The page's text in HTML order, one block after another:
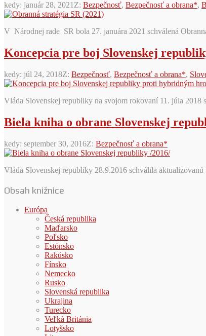
kedy: január 28, 2021Z: Bezpečnosť, Bezpečnosť a obrana*,
V Národnej rade SR bola 27. januára 2021 schválená
Koncepcia pre boj Slovenskej
kedy: júl 24, 2018Z: Bezpečnosť, Bezpečnosť a obrana*,
Vláda Slovenskej republiky na svojom rokovaní 11. júla
Biela kniha o obrane Slovenskej
kedy: september 30, 2016Z: Bezpečnosť a obrana*
Vláda Slovenskej republiky 28.9.2016 schválila
Obsah knižnice
Európa
Česká republika
Maďarsko
Poľsko
Estónsko
Rakúsko
Fínsko
Nemecko
Rusko
Slovenská republika
Ukrajina
Turecko
Veľká Británia
Lotyšsko